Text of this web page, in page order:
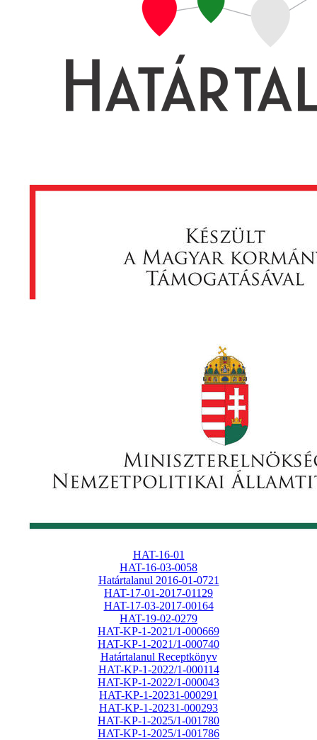
HAT-16-01
HAT-16-03-0058
Határtalanul 2016-01-0721
HAT-17-01-2017-01129
HAT-17-03-2017-00164
HAT-19-02-0279
HAT-KP-1-2021/1-000669
HAT-KP-1-2021/1-000740
Határtalanul Receptkönyv
HAT-KP-1-2022/1-000114
HAT-KP-1-2022/1-000043
HAT-KP-1-20231-000291
HAT-KP-1-20231-000293
HAT-KP-1-2025/1-001780
HAT-KP-1-2025/1-001786